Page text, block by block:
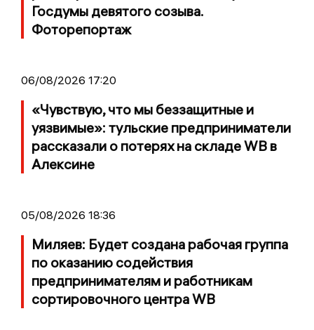
Госдумы девятого созыва.
Фоторепортаж
06/08/2026 17:20
«Чувствую, что мы беззащитные и
уязвимые»: тульские предприниматели
рассказали о потерях на складе WB в
Алексине
05/08/2026 18:36
Миляев: Будет создана рабочая группа
по оказанию содействия
предпринимателям и работникам
сортировочного центра WB